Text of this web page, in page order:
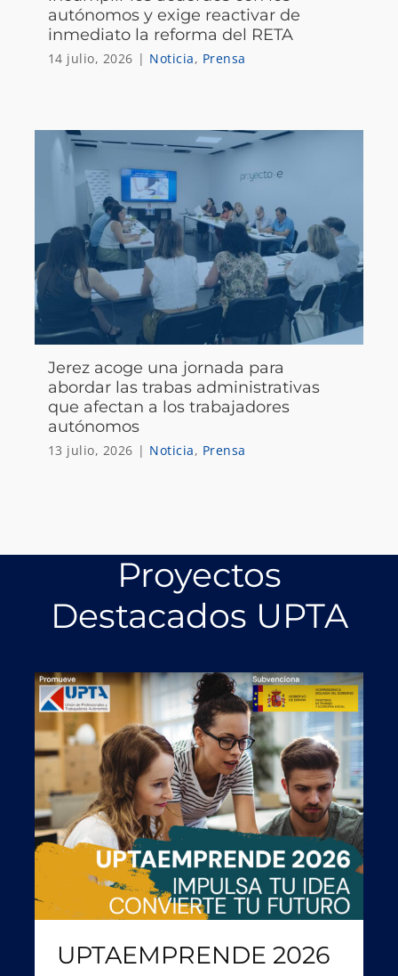
autónomos y exige reactivar de
inmediato la reforma del RETA
14 julio, 2026 | Noticia, Prensa
Jerez acoge una jornada para
abordar las trabas administrativas
que afectan a los trabajadores
autónomos
13 julio, 2026 | Noticia, Prensa
Proyectos
Destacados UPTA
UPTAEMPRENDE 2026